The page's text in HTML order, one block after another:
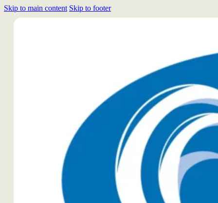
Skip to main content Skip to footer